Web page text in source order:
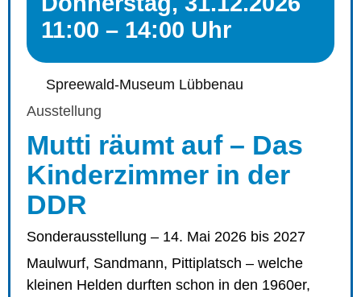
11:00 – 14:00 Uhr
Spreewald-Museum Lübbenau
Ausstellung
Mutti räumt auf – Das
Kinderzimmer in der
DDR
Sonderausstellung – 14. Mai 2026 bis 2027
Maulwurf, Sandmann, Pittiplatsch – welche
kleinen Helden durften schon in den 1960er,